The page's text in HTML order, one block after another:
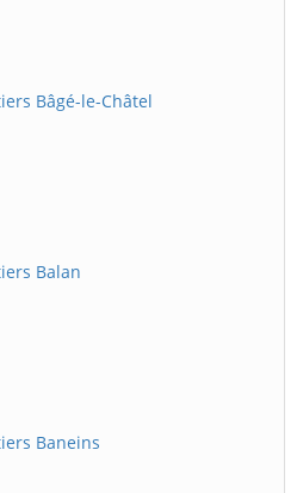
Bâgé-le-Châtel
Balan
Baneins